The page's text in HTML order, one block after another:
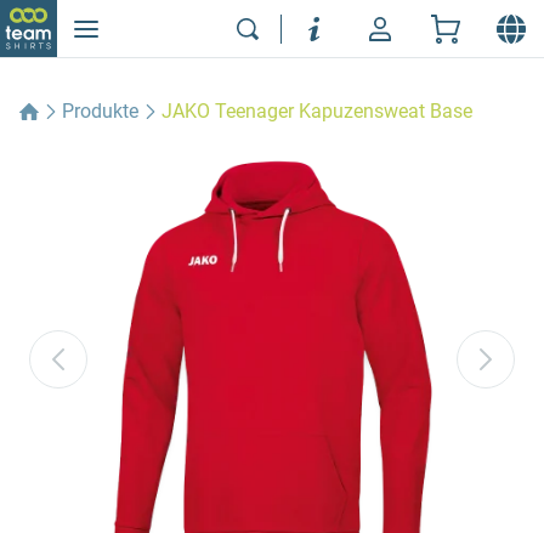
Produkte JAKO Teenager Kapuzensweat Base